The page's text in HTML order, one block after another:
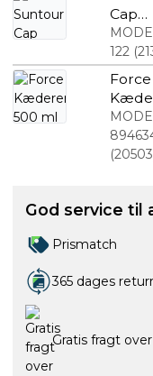
Cap
til
gafler
122 (
Force
500
(20503
God service til
Prismatch
365 dages
Gratis fragt